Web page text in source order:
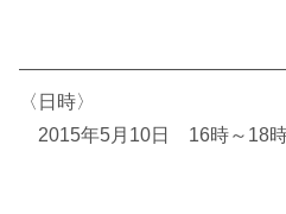
〈日時〉
2015年5月10日 16時～18